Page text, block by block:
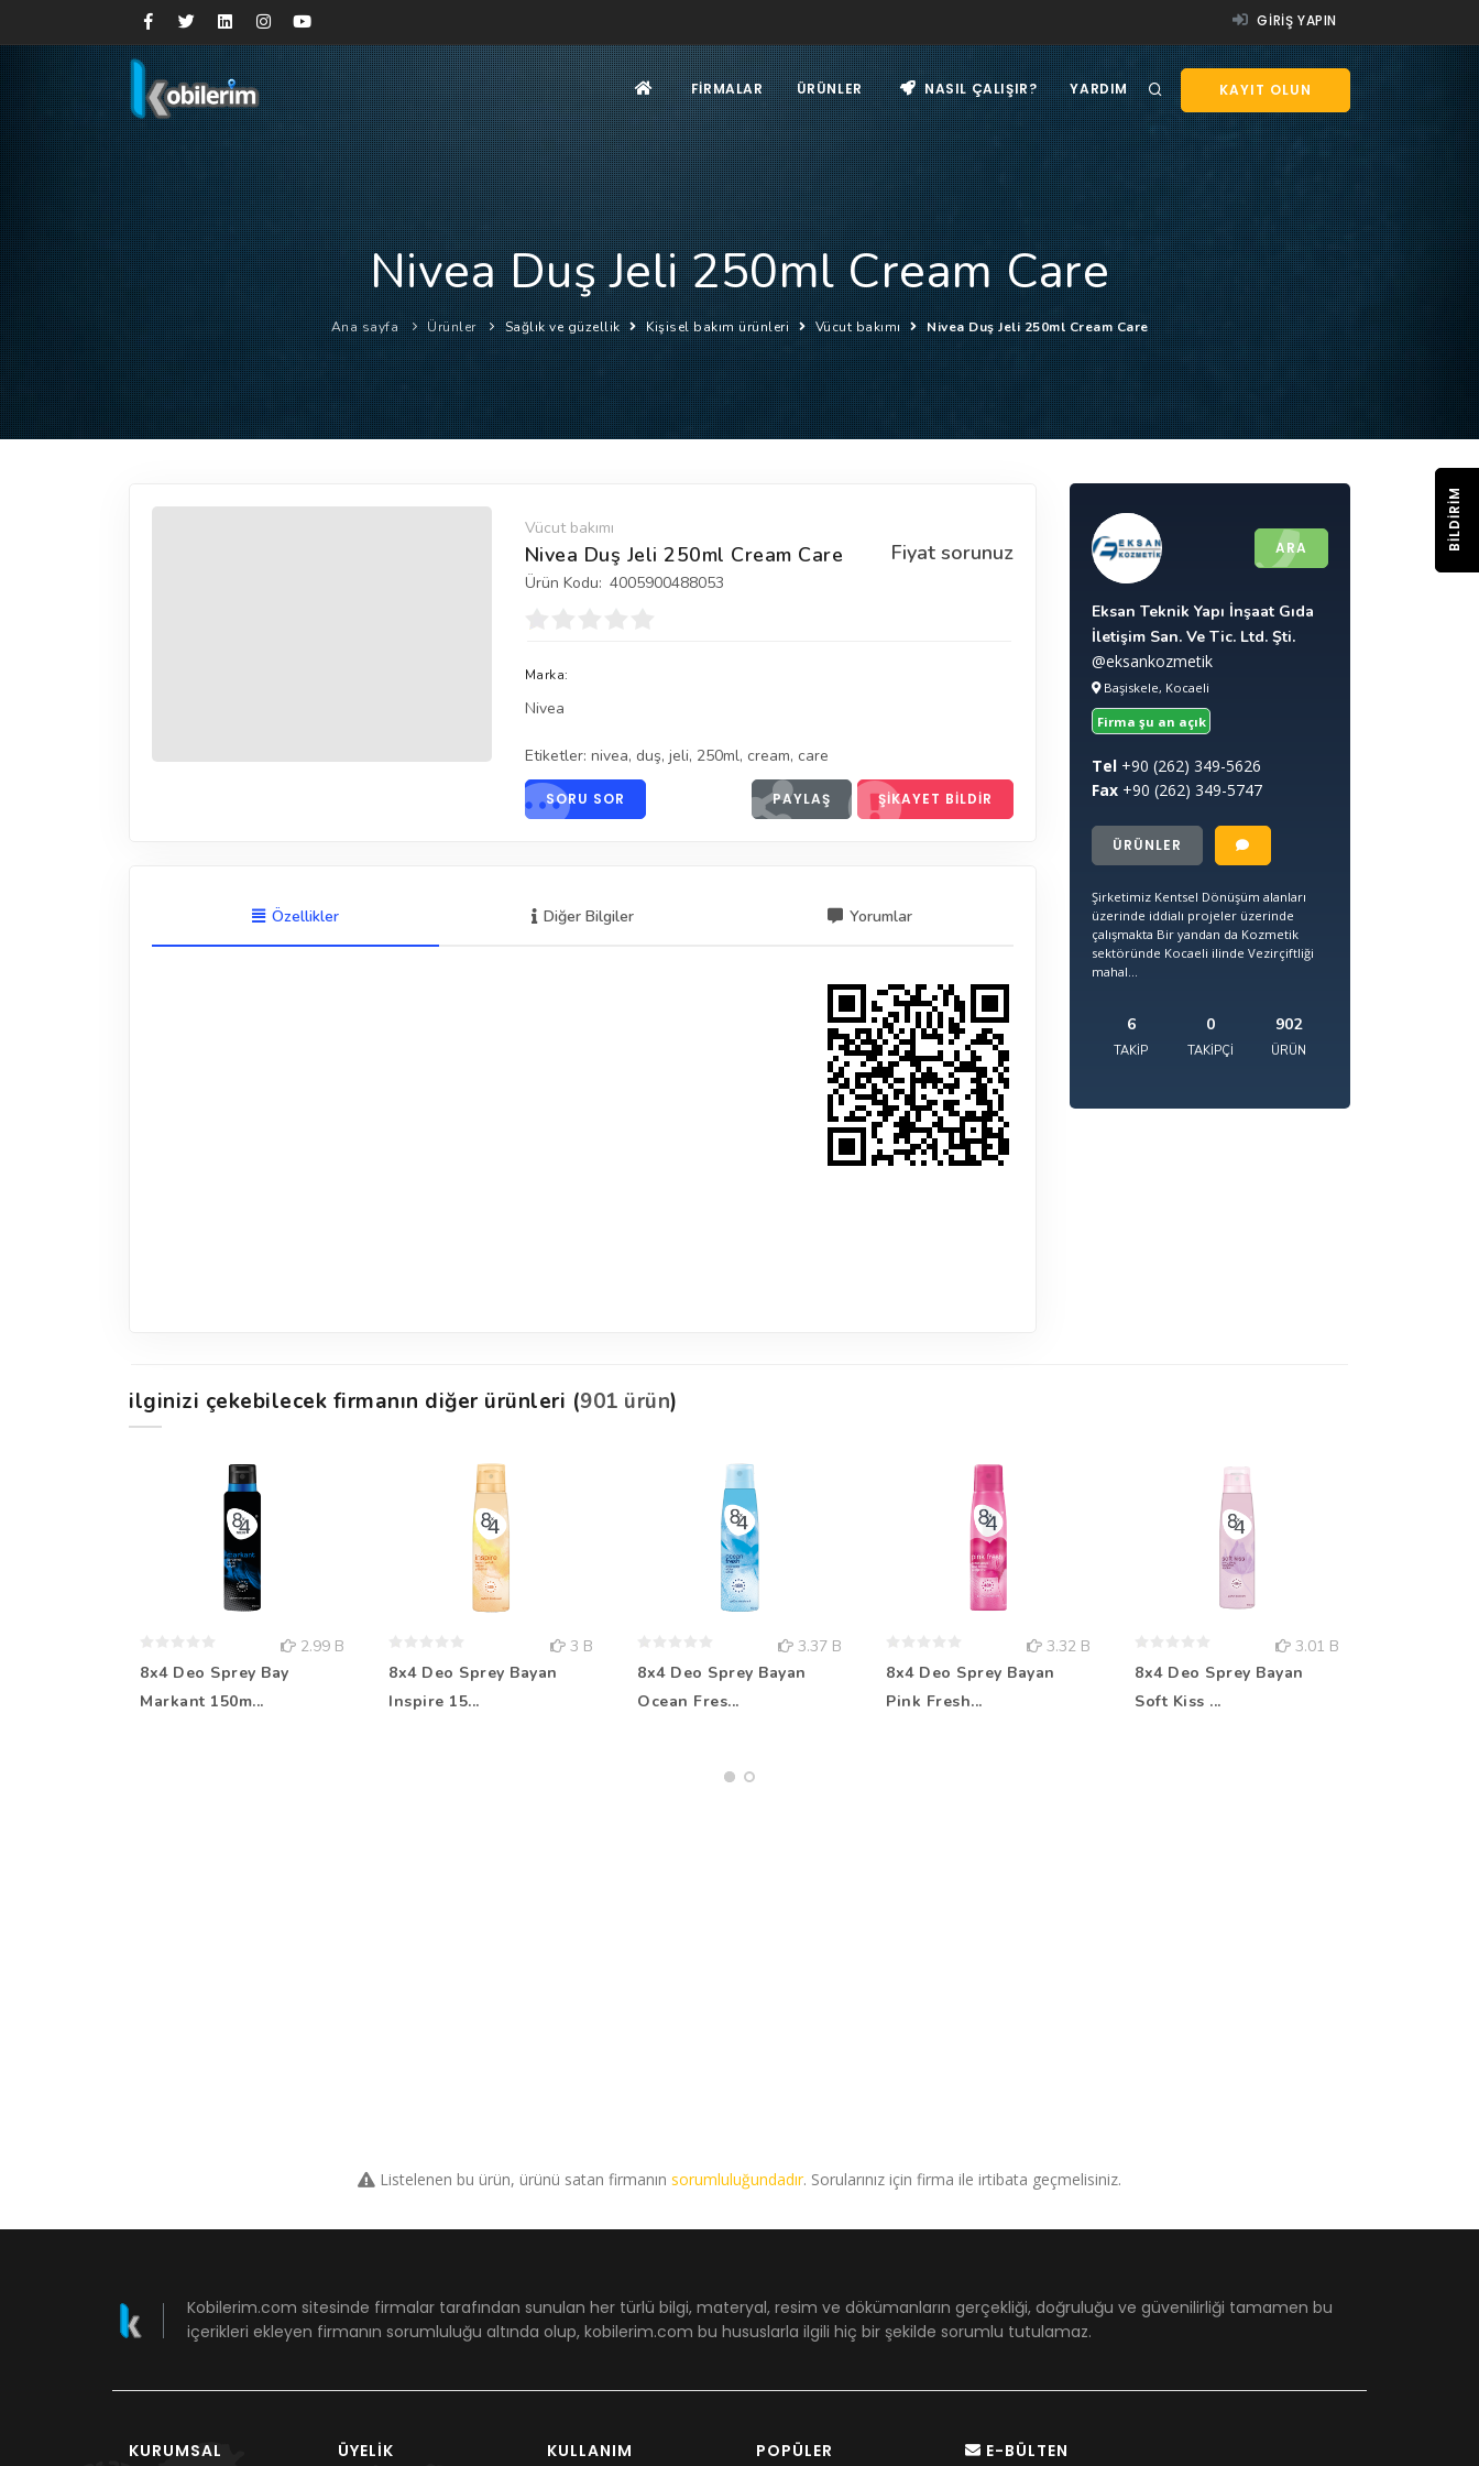
GIRIŞ YAPIN
KAYIT OLUN
FIRMALAR ÜRÜNLER NASIL ÇALIŞIR? YARDIM
Nivea Duş Jeli 250ml Cream Care
Ana sayfa Ürünler Sağlık ve güzellik Kişisel bakım ürünleri Vücut bakımı Nivea Duş Jeli 250ml Cream Care
Vücut bakımı
Fiyat sorunuz
Nivea Duş Jeli 250ml Cream Care
Ürün Kodu: 4005900488053
Marka:
Nivea
Etiketler: nivea, duş, jeli, 250ml, cream, care
SORU SOR PAYLAŞ ŞIKAYET BILDIR
Özellikler Diğer Bilgiler Yorumlar
ARA
Eksan Teknik Yapı İnşaat Gıda
İletişim San. Ve Tic. Ltd. Şti.
@eksankozmetik
Başiskele, Kocaeli
Firma şu an açık
Tel +90 (262) 349-5626
Fax +90 (262) 349-5747
ÜRÜNLER
Şirketimiz Kentsel Dönüşüm alanları
üzerinde iddialı projeler üzerinde
çalışmakta Bir yandan da Kozmetik
sektöründe Kocaeli ilinde Vezirçiftliği
mahal...
6
TAKIP
0
TAKIPÇI
902
ÜRÜN
ilginizi çekebilecek firmanın diğer ürünleri (901 ürün)
2.99 B
8x4 Deo Sprey Bay
Markant 150m...
3 B
8x4 Deo Sprey Bayan
Inspire 15...
3.37 B
8x4 Deo Sprey Bayan
Ocean Fres...
3.32 B
8x4 Deo Sprey Bayan
Pink Fresh...
3.01 B
8x4 Deo Sprey Bayan
Soft Kiss ...
Listelenen bu ürün, ürünü satan firmanın sorumluluğundadır. Sorularınız için firma ile irtibata geçmelisiniz.
Kobilerim.com sitesinde firmalar tarafından sunulan her türlü bilgi, materyal, resim ve dökümanların gerçekliği, doğruluğu ve güvenilirliği tamamen bu
içerikleri ekleyen firmanın sorumluluğu altında olup, kobilerim.com bu hususlarla ilgili hiç bir şekilde sorumlu tutulamaz.
KURUMSAL ÜYELIK KULLANIM POPÜLER E-BÜLTEN
BILDIRIM